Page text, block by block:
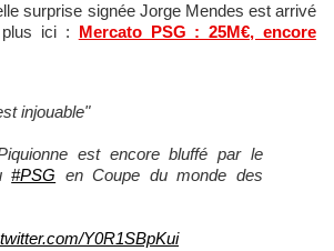
surprise signée Jorge Mendes est arrivé
ici : Mercato PSG : 25M€, encore
injouable"
est encore bluffé par le
#PSG en Coupe du monde des
Y0R1SBpKui